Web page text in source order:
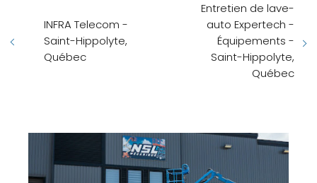
INFRA Telecom -
Saint-Hippolyte,
Québec
Entretien de lave-
auto Expertech -
Équipements -
Saint-Hippolyte,
Québec